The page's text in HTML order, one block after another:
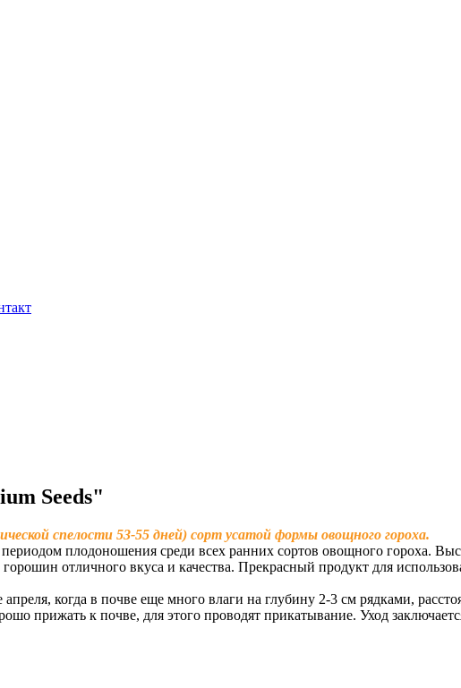
Seeds"
спелости 53-55 дней) сорт усатой формы овощного гороха.
плодоношения среди всех ранних сортов овощного гороха.
отличного вкуса и качества. Прекрасный продукт для
когда в почве еще много влаги на глубину 2-3 см рядками,
прижать к почве, для этого проводят прикатывание. Уход